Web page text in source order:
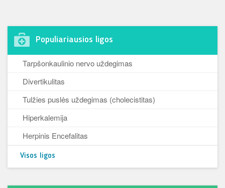
Populiariausios ligos
Tarpšonkaulinio nervo uždegimas
Divertikulitas
Tulžies puslės uždegimas (cholecistitas)
Hiperkalemija
Herpinis Encefalitas
Visos ligos